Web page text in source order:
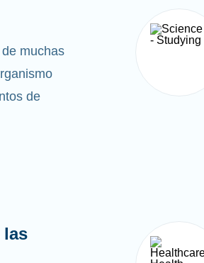
muchas
de
las